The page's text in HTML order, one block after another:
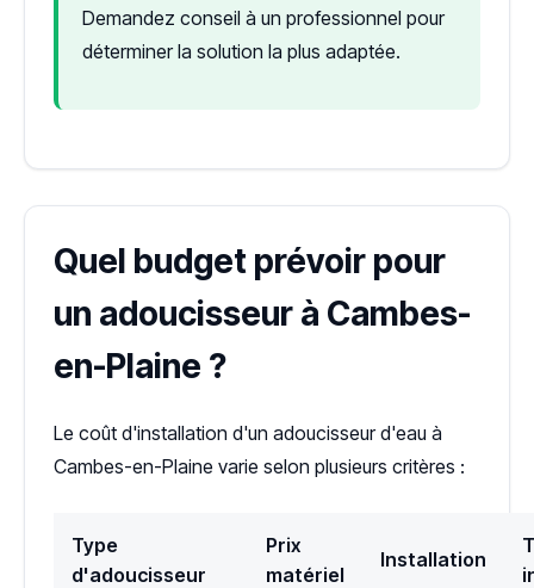
Demandez conseil à un professionnel pour
déterminer la solution la plus adaptée.
Quel budget prévoir pour
un adoucisseur à Cambes-
en-Plaine ?
Le coût d'installation d'un adoucisseur d'eau à
Cambes-en-Plaine varie selon plusieurs critères :
Type
d'adoucisseur
Prix
matériel
Installation